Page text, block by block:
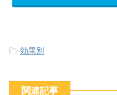
-効果別
関連記事